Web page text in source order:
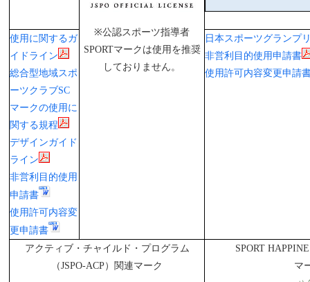
※公認スポーツ指導者
SPORTマークは使用を推奨
しておりません。
使用に関するガ
イドライン
総合型地域スポ
ーツクラブSC
マークの使用に
関する規程
デザインガイド
ライン
非営利目的使用
申請書
使用許可内容変
更申請書
日本スポーツグランプ
非営利目的使用申請書
使用許可内容変更申請
アクティブ・チャイルド・プログラム
（JSPO-ACP）関連マーク
SPORT
マ